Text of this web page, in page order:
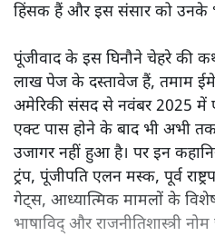
हिंसक हैं और इस संसार को उनके
पूंजीवाद के इस घिनौने चेहरे की
लाख पेज के दस्तावेज हैं, तमाम
अमेरिकी संसद से नवंबर 2025 में
एक्ट पास होने के बाद भी अभी तक
उजागर नहीं हुआ है। पर इन
ट्रंप, पूंजीपति एलन मस्क, पूर्व
गेट्स, आध्यात्मिक मामलों के
भाषाविद् और राजनीतिशास्त्री